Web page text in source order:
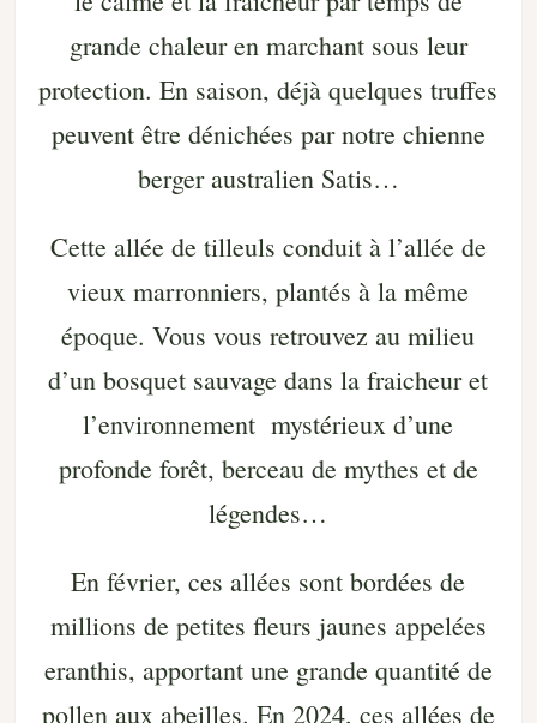
grande chaleur en marchant sous leur
protection. En saison, déjà quelques truffes
peuvent être dénichées par notre chienne
berger australien Satis…
Cette allée de tilleuls conduit à l’allée de
vieux marronniers, plantés à la même
époque. Vous vous retrouvez au milieu
d’un bosquet sauvage dans la fraicheur et
l’environnement mystérieux d’une
profonde forêt, berceau de mythes et de
légendes…
En février, ces allées sont bordées de
millions de petites fleurs jaunes appelées
eranthis, apportant une grande quantité de
pollen aux abeilles. En 2024, ces allées de